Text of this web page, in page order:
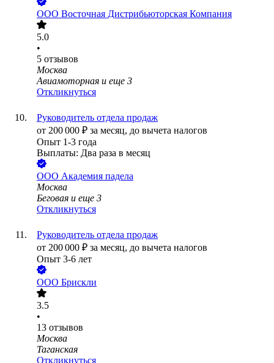
ООО Восточная Дистрибьюторская Компания
5.0
•
5 отзывов
Москва
Авиамоторная и еще 3
Откликнуться
Руководитель отдела продаж
от 200 000 ₽ за месяц, до вычета налогов
Опыт 1-3 года
Выплаты: Два раза в месяц
ООО Академия падела
Москва
Беговая и еще 3
Откликнуться
Руководитель отдела продаж
от 200 000 ₽ за месяц, до вычета налогов
Опыт 3-6 лет
ООО Брискли
3.5
•
13 отзывов
Москва
Таганская
Откликнуться